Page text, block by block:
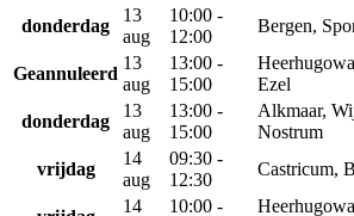
donderdag
13
aug
10:00 -
12:00
Bergen,
Geannuleerd
13
aug
13:00 -
15:00
Ezel
donderdag
13
aug
13:00 -
15:00
Alkmaar,
Nostrum
vrijdag
14
aug
09:30 -
12:30
Castricum,
14
10:00 -